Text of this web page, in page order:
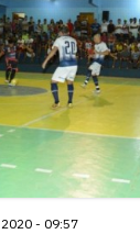
- 09:57